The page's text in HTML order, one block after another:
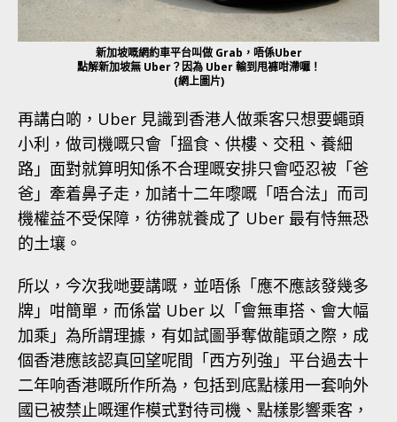
新加坡嘅網約車平台叫做 Grab，唔係Uber
點解新加坡無 Uber？因為 Uber 輸到甩褲咁滯囉！
(網上圖片)
再講白啲，Uber 見識到香港人做乘客只想要蠅頭
小利，做司機嘅只會「搵食、供樓、交租、養細
路」面對就算明知係不合理嘅安排只會啞忍被「爸
爸」牽着鼻子走，加諸十二年嚟嘅「唔合法」而司
機權益不受保障，彷彿就養成了 Uber 最有恃無恐
的土壤。
所以，今次我哋要講嘅，並唔係「應不應該發幾多
牌」咁簡單，而係當 Uber 以「會無車搭、會大幅
加乘」為所謂理據，有如試圖爭奪做龍頭之際，成
個香港應該認真回望呢間「西方列強」平台過去十
二年响香港嘅所作所為，包括到底點樣用一套响外
國已被禁止嘅運作模式對待司機、點樣影響乘客，